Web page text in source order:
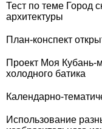
Тест по теме Город
архитектуры
План-конспект
Проект Моя Кубань-
холодного батика
Календарно-
Использование